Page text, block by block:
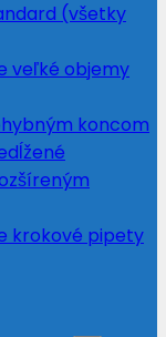
(všetky
veľké objemy
koncom
krokové pipety